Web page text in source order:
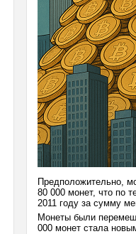
Предположительно,
80 000 монет, что по
2011 году за сумму
Монеты были
000 монет стала